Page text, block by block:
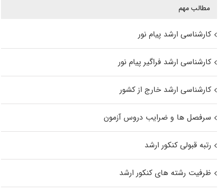
مطالب مهم
کارشناسی ارشد پیام نور
کارشناسی ارشد فراگیر پیام نور
کارشناسی ارشد خارج از کشور
سرفصل ها و ضرایب دروس آزمون
رتبه قبولی کنکور ارشد
ظرفیت رشته های کنکور ارشد